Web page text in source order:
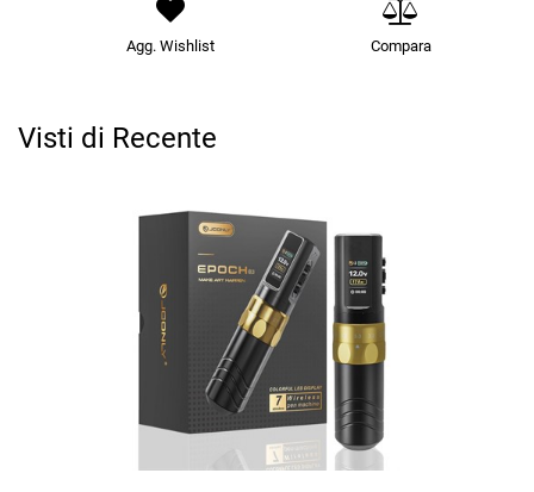
Agg. Wishlist Compara
Visti di Recente